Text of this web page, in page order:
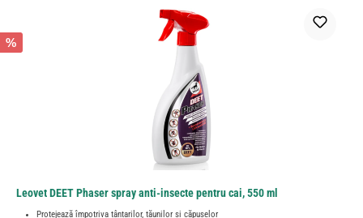
%
Leovet DEET Phaser spray anti-insecte pentru cai, 550 ml
Protejează împotriva țânțarilor, tăunilor și căpușelor